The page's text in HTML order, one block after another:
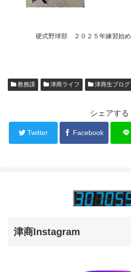
硬式野球部 ２０２５年練習始め
教務課 津商ライフ 津商生ブログ
シェアする
Twitter Facebook
津商Instagram